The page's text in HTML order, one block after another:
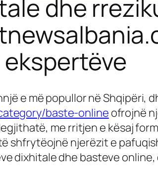
dhe
e më popullor në Shqipëri,
baste-online ofrojnë
me rritjen e kësaj
shfrytëojnë njerëzit e
dixhitale dhe basteve